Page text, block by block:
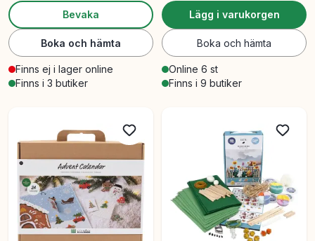
Bevaka
Boka och hämta
Finns ej i lager online
Finns i 3 butiker
Lägg i varukorgen
Boka och hämta
Online 6 st
Finns i 9 butiker